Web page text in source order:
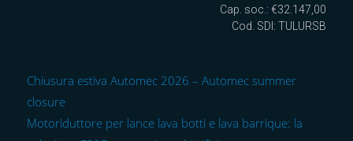
Cap. soc.: €32.147,00
Cod. SDI: TULURSB
Chiusura estiva Automec 2026 – Automec summer
closure
Motoriduttore per lance lava botti e lava barrique: la